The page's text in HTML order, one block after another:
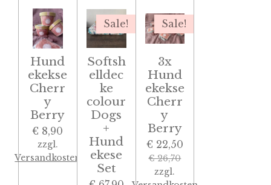
Hund
ekekse
Cherr
y
Berry
€ 8,90
zzgl.
Versandkosten
Sale!
Softsh
elldec
ke
colour
Dogs
+
Hund
ekese
Set
Sale!
3x
Hund
ekekse
Cherr
y
Berry
€ 22,50
€ 26,70
zzgl.